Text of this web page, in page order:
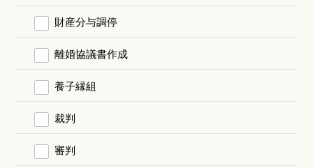
財産分与調停
離婚協議書作成
養子縁組
裁判
審判